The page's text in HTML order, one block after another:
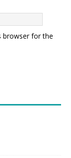
browser for the